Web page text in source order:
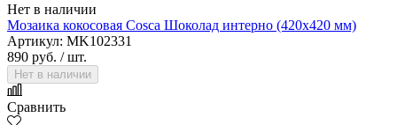
Нет в наличии
Мозаика кокосовая Cosca Шоколад интерно (420х420 мм)
Артикул: MK102331
890 руб. / шт.
Нет в наличии
Сравнить